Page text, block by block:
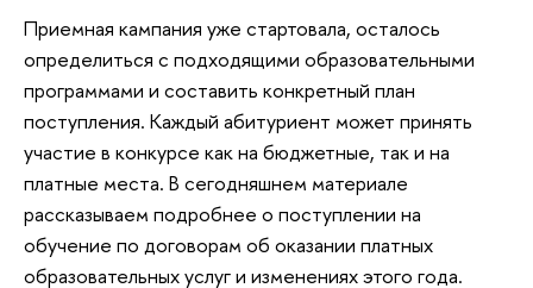
Приемная кампания уже стартовала, осталось
определиться с подходящими образовательными
программами и составить конкретный план
поступления. Каждый абитуриент может принять
участие в конкурсе как на бюджетные, так и на
платные места. В сегодняшнем материале
рассказываем подробнее о поступлении на
обучение по договорам об оказании платных
образовательных услуг и изменениях этого года.